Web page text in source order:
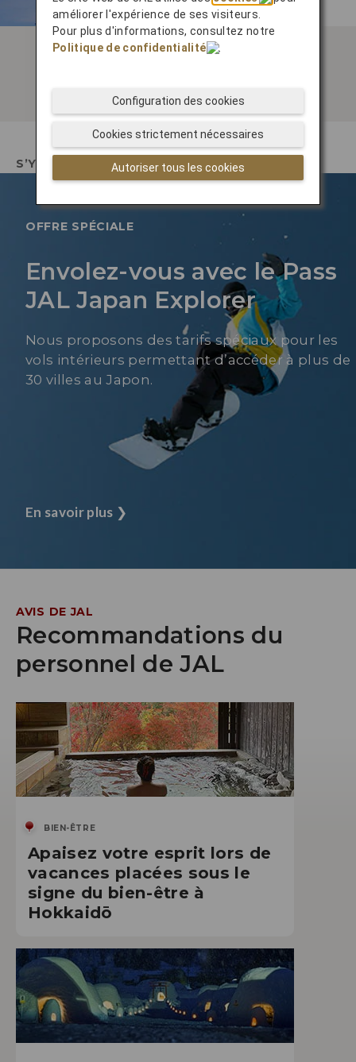
S’Y RENDRE
OFFRE SPÉCIALE
Envolez-vous avec le Pass
JAL Japan Explorer
Nous proposons des tarifs spéciaux pour les
vols intérieurs permettant d’accéder à plus de
30 villes au Japon.
En savoir plus ❯
AVIS DE JAL
Recommandations du
personnel de JAL
BIEN-ÊTRE
Apaisez votre esprit lors de
vacances placées sous le
signe du bien-être à
Hokkaidō
améliorer l'expérience de ses visiteurs.
Pour plus d'informations, consultez notre
Politique de confidentialité
.
Autoriser tous les cookies
Cookies strictement nécessaires
Configuration des cookies